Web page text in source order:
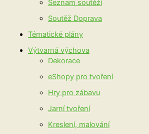
Seznam soutěží
Soutěž Doprava
Tématické plány
Výtvarná výchova
Dekorace
eShopy pro tvoření
Hry pro zábavu
Jarní tvoření
Kreslení, malování